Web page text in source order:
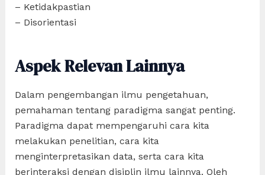
– Ketidakpastian
– Disorientasi
Aspek Relevan Lainnya
Dalam pengembangan ilmu pengetahuan,
pemahaman tentang paradigma sangat penting.
Paradigma dapat mempengaruhi cara kita
melakukan penelitian, cara kita
menginterpretasikan data, serta cara kita
berinteraksi dengan disiplin ilmu lainnya. Oleh